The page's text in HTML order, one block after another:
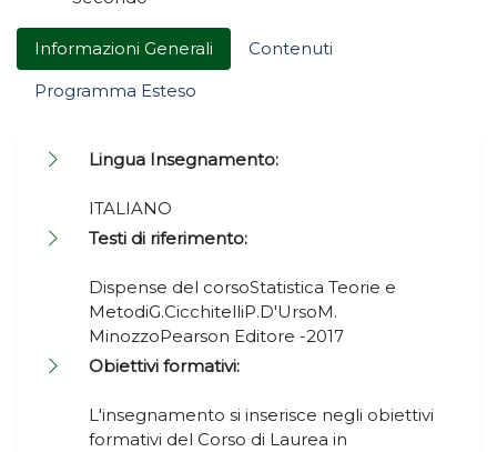
Informazioni Generali
Contenuti
Programma Esteso
Lingua Insegnamento:
ITALIANO
Testi di riferimento:
Dispense del corsoStatistica Teorie e
MetodiG.CicchitelliP.D'UrsoM.
MinozzoPearson Editore -2017
Obiettivi formativi:
L'insegnamento si inserisce negli obiettivi
formativi del Corso di Laurea in